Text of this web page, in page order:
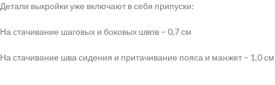
Детали выкройки уже включают в себя припуски:
На стачивание шаговых и боковых швов – 0,7 см
На стачивание шва сидения и притачивание пояса и манжет – 1,0 см